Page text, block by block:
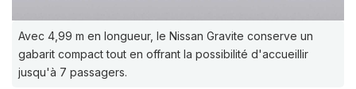
Avec 4,99 m en longueur, le Nissan Gravite conserve un
gabarit compact tout en offrant la possibilité d'accueillir
jusqu'à 7 passagers.